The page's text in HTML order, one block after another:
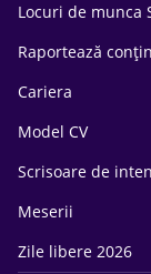
Locuri de munca
Raportează
Cariera
Model CV
Scrisoare de
Meserii
Zile libere 2026